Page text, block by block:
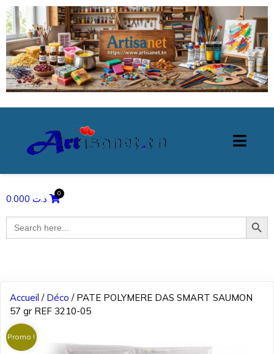
د.ت
Search
for:
Search Button
Accueil / Déco / PATE POLYMERE DAS SMART SAUMON
57 gr REF 3210-05
Promo !